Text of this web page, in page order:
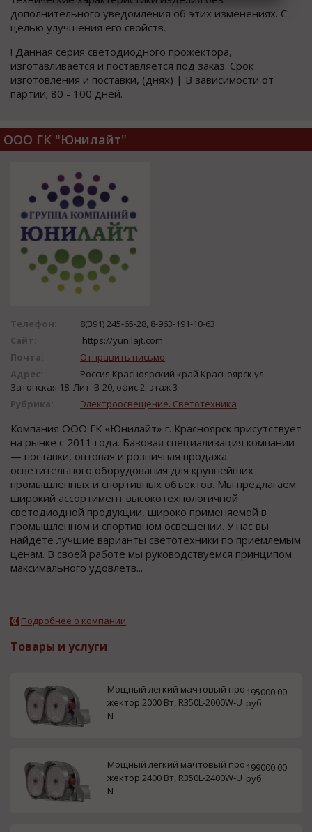
дополнительного уведомления об этих изменениях. С
целью улучшения его свойств.
! Данная серия светодиодного прожектора,
изготавливается и поставляется под заказ. Срок
изготовления и поставки, (днях) | В зависимости от
партии; 80 - 100 дней.
ООО ГК "Юнилайт"
Телефон:
8(391) 245-65-28, 8-963-191-10-63
Сайт:
https://yunilajt.com
Почта:
Отправить письмо
Адрес:
Россия Красноярский край Красноярск ул.
Затонская 18. Лит. В-20, офис 2. этаж 3
Рубрика:
Электроосвещение. Светотехника
Компания ООО ГК «Юнилайт» г. Красноярск присутствует
на рынке с 2011 года. Базовая специализация компании
— поставки, оптовая и розничная продажа
осветительного оборудования для крупнейших
промышленных и спортивных объектов. Мы предлагаем
широкий ассортимент высокотехнологичной
светодиодной продукции, широко применяемой в
промышленном и спортивном освещении. У нас вы
найдете лучшие варианты светотехники по приемлемым
ценам. В своей работе мы руководствуемся принципом
максимального удовлетв...
Подробнее о компании
Товары и услуги
Мощный легкий мачтовый про
жектор 2000 Вт, R350L-2000W-U
N
195000.00
руб.
Мощный легкий мачтовый про
жектор 2400 Вт, R350L-2400W-U
N
199000.00
руб.